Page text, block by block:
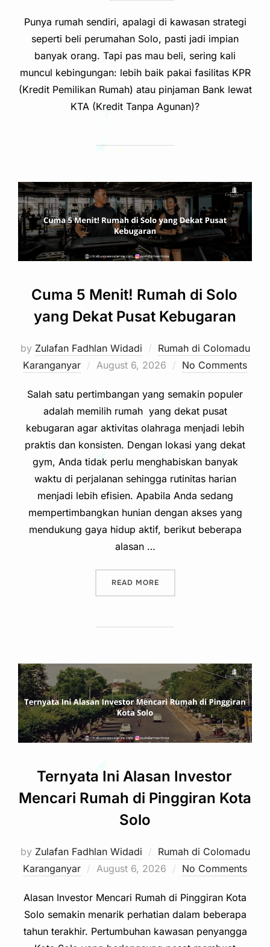
Punya rumah sendiri, apalagi di kawasan strategi
seperti beli perumahan Solo, pasti jadi impian
banyak orang. Tapi pas mau beli, sering kali
muncul kebingungan: lebih baik pakai fasilitas KPR
(Kredit Pemilikan Rumah) atau pinjaman Bank lewat
KTA (Kredit Tanpa Agunan)?
Cuma 5 Menit! Rumah di Solo
yang Dekat Pusat Kebugaran
by Zulafan Fadhlan Widadi
Rumah di Colomadu
Karanganyar
Posted
August 6, 2026 No Comments
Salah satu pertimbangan yang semakin populer
adalah memilih rumah yang dekat pusat
kebugaran agar aktivitas olahraga menjadi lebih
praktis dan konsisten. Dengan lokasi yang dekat
gym, Anda tidak perlu menghabiskan banyak
waktu di perjalanan sehingga rutinitas harian
menjadi lebih efisien. Apabila Anda sedang
mempertimbangkan hunian dengan akses yang
mendukung gaya hidup aktif, berikut beberapa
alasan …
READ MORE“CUMA 5 MENIT! RUMAH DI
Ternyata Ini Alasan Investor
Mencari Rumah di Pinggiran Kota
Solo
by Zulafan Fadhlan Widadi
Rumah di Colomadu
Karanganyar
Posted
August 6, 2026 No Comments
Alasan Investor Mencari Rumah di Pinggiran Kota
Solo semakin menarik perhatian dalam beberapa
tahun terakhir. Pertumbuhan kawasan penyangga